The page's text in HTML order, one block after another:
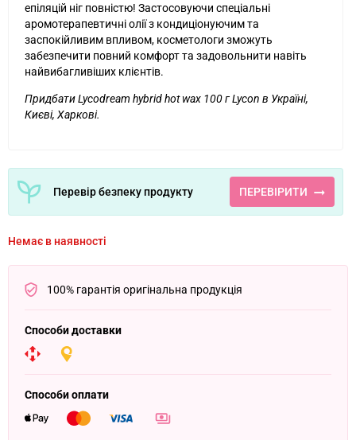
епіляцій ніг повністю! Застосовуючи спеціальні
аромотерапевтичні олії з кондиціонуючим та
заспокійливим впливом, косметологи зможуть
забезпечити повний комфорт та задовольнити навіть
найвибагливіших клієнтів.
Придбати Lycodream hybrid hot wax 100 г Lycon в Україні,
Києві, Харкові.
Перевір безпеку продукту ПЕРЕВІРИТИ
Немає в наявності
100% гарантія оригінальна продукція
Способи доставки
Способи оплати